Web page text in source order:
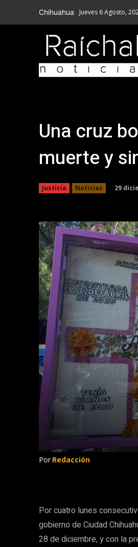
Chihuahua Jueves 6 Agosto,
Una cruz
muerte y
Justicia Noticias 29
Por Redacción
Por cuatro lunes
gobierno de Ciudad
28 de diciembre, y con la